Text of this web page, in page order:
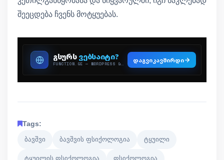
შეეცდება ჩვენს მოტყუებას.
Tags:
ბავშვი ბავშვის ფსიქოლოგია ტყუილი
ტყუილის ფსიქოლოგია ფსიქოლოგია